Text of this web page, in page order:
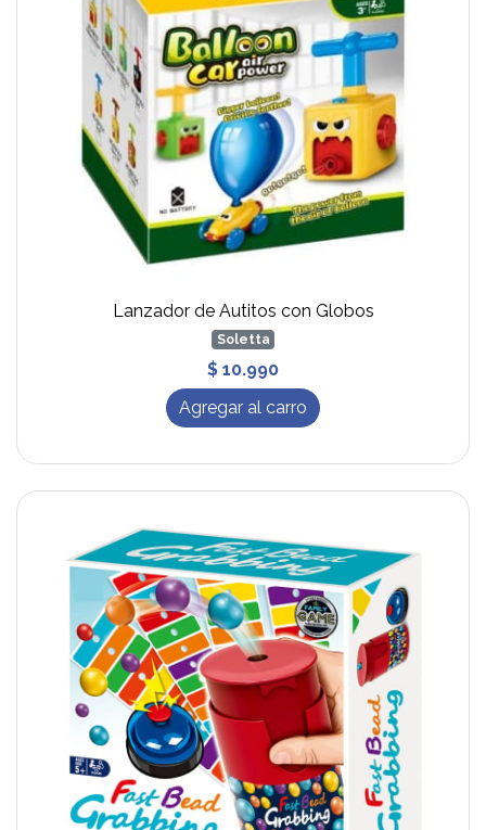
Lanzador de Autitos con Globos
Soletta
$ 10.990
Agregar al carro